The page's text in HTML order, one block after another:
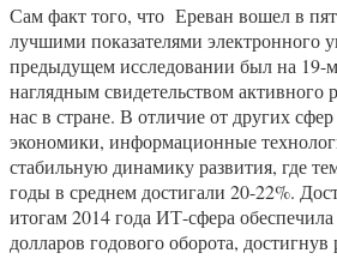
Сам факт того, что Ереван вошел в
лучшими показателями электронного
предыдущем исследовании был на 19-м
наглядным свидетельством активного
нас в стране. В отличие от других
экономики, информационные
стабильную динамику развития, где
годы в среднем достигали 20-22%.
итогам 2014 года ИТ-сфера
долларов годового оборота, достигнув